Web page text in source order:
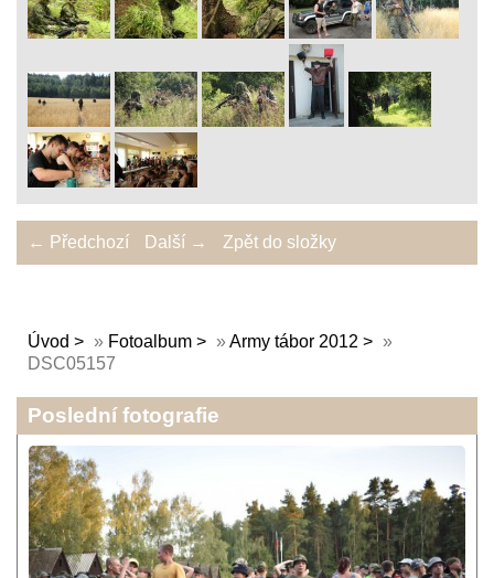
← Předchozí Další → Zpět do složky
Úvod » Fotoalbum »Army tábor 2012
»
DSC05157
Poslední fotografie